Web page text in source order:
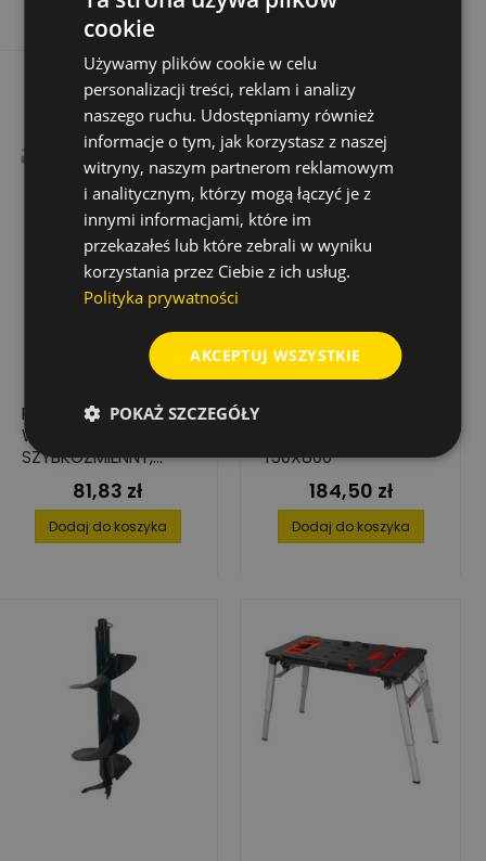
PRZEDŁUŻACZ DO
WIERTEŁ PIÓROWYCH,
SZYBKOZMIENNY,
DŁUGOŚĆ - 300 MM,
6-KĄT 1/4"
Cena
81,83 zł
Dodaj do koszyka
150X800
Cena
184,50 zł
Dodaj do koszyka
cookie
Używamy plików cookie w celu
personalizacji treści, reklam i analizy
naszego ruchu. Udostępniamy również
informacje o tym, jak korzystasz z naszej
witryny, naszym partnerom reklamowym
i analitycznym, którzy mogą łączyć je z
innymi informacjami, które im
przekazałeś lub które zebrali w wyniku
korzystania przez Ciebie z ich usług.
Polityka prywatności
AKCEPTUJ WSZYSTKIE
POKAŻ SZCZEGÓŁY